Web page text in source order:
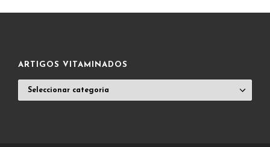
ARTIGOS VITAMINADOS
VITAMINADOS